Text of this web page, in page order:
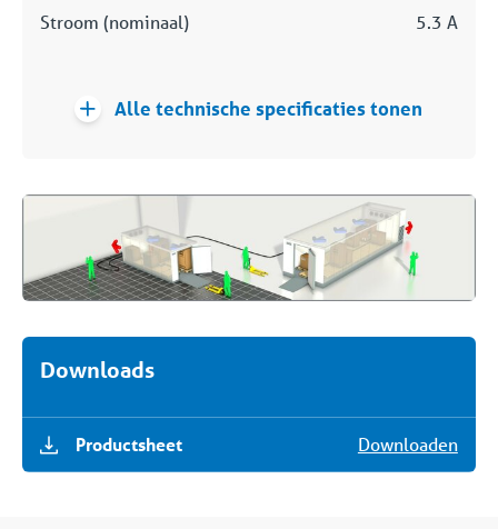
Downloads
Productsheet Downloaden
Stroom (nominaal) 5.3 A
Alle technische specificaties tonen